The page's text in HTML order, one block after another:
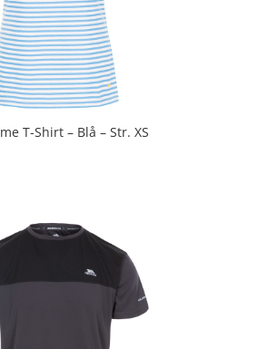
T-Shirt – Blå – Str. XS